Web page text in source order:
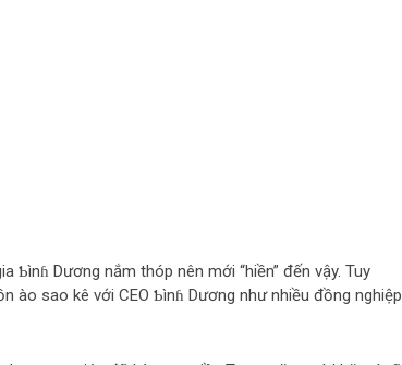
Ƅìnɦ Dương nắm thóp nên mới “hiền” đến vậy. Tuy
ào sao kê với CEO Ƅìnɦ Dương như nhiều đồng nghiệp